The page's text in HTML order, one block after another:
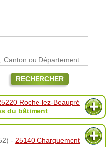
RECHERCHER
Roche-lez-Beaupré
du bâtiment
- 25140 Charquemont